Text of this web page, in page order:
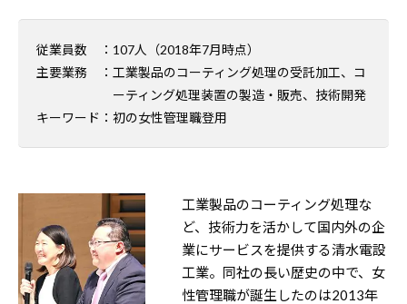
従業員数
：107人（2018年7月時点）
主要業務
：工業製品のコーティング処理の受託加工、コ
ーティング処理装置の製造・販売、技術開発
キーワード ：初の女性管理職登用
工業製品のコーティング処理な
ど、技術力を活かして国内外の企
業にサービスを提供する清水電設
工業。同社の長い歴史の中で、女
性管理職が誕生したのは2013年